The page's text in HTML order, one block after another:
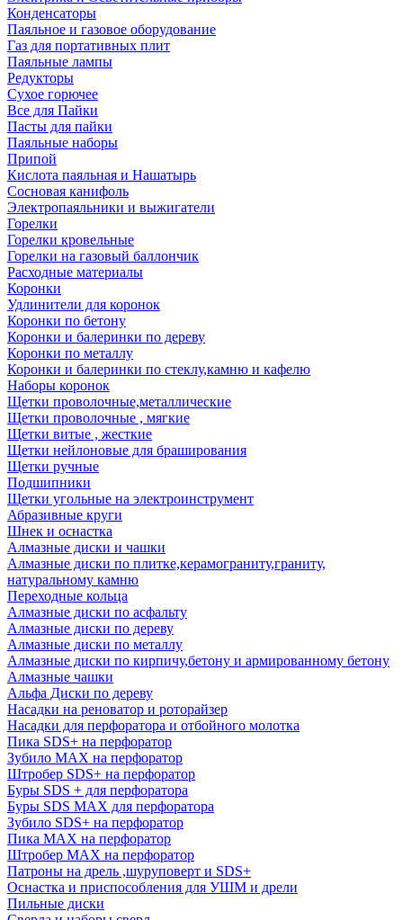
Конденсаторы
Паяльное и газовое оборудование
Газ для портативных плит
Паяльные лампы
Редукторы
Сухое горючее
Все для Пайки
Пасты для пайки
Паяльные наборы
Припой
Кислота паяльная и Нашатырь
Сосновая канифоль
Электропаяльники и выжигатели
Горелки
Горелки кровельные
Горелки на газовый баллончик
Расходные материалы
Коронки
Удлинители для коронок
Коронки по бетону
Коронки и балеринки по дереву
Коронки по металлу
Коронки и балеринки по стеклу,камню и кафелю
Наборы коронок
Щетки проволочные,металлические
Щетки проволочные , мягкие
Щетки витые , жесткие
Щетки нейлоновые для браширования
Щетки ручные
Подшипники
Щетки угольные на электроинструмент
Абразивные круги
Шнек и оснастка
Алмазные диски и чашки
Алмазные диски по плитке,керамограниту,граниту,
натуральному камню
Переходные кольца
Алмазные диски по асфальту
Алмазные диски по дереву
Алмазные диски по металлу
Алмазные диски по кирпичу,бетону и армированному бетону
Алмазные чашки
Альфа Диски по дереву
Насадки на реноватор и роторайзер
Насадки для перфоратора и отбойного молотка
Пика SDS+ на перфоратор
Зубило MAX на перфоратор
Штробер SDS+ на перфоратор
Буры SDS + для перфоратора
Буры SDS MAX для перфоратора
Зубило SDS+ на перфоратор
Пика MAX на перфоратор
Штробер MAX на перфоратор
Патроны на дрель ,шуруповерт и SDS+
Оснастка и приспособления для УШМ и дрели
Пильные диски